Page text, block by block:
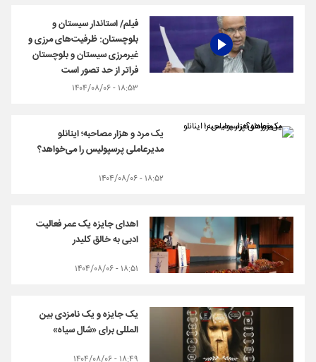
فیلم/ استاندار سیستان و
بلوچستان: ظرفیت‌های مرزی و
غیرمرزی سیستان و بلوچستان
فراتر از حد تصور است
۱۸:۵۳ - ۱۴۰۴/۰۸/۰۶
یک مرد و هزار مصاحبه؛ اینانلو
مدیرعاملی پرسپولیس را می‌خواهد؟
۱۸:۵۲ - ۱۴۰۴/۰۸/۰۶
اهدای جایزه یک عمر فعالیت
ادبی به خالق کلیدر
۱۸:۵۱ - ۱۴۰۴/۰۸/۰۶
یک جایزه و یک نامزدی بین
المللی برای «شال سیاه»